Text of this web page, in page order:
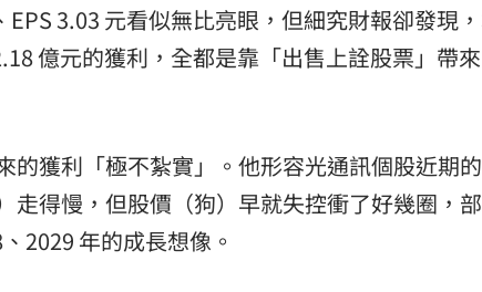
3.03 元看似無比亮眼，但細究財報卻發現
億元的獲利，全都是靠「出售上詮股票」帶
的獲利「極不紮實」。他形容光通訊個股近期
走得慢，但股價（狗）早就失控衝了好幾圈，
2029 年的成長想像。